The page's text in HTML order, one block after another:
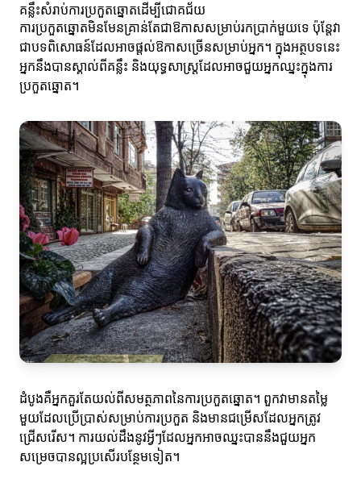
គន្លឹះសំរាប់ការប្រកួតឆ្នោតដើម្បីជោគជ័យ
ការប្រកួតឆ្នោតមិនមែនគ្រាន់តែជាឱកាសសម្រាប់រកប្រាក់មួយទេ ប៉ុន្តែវា
ជាបទពិសោធន៍ដែលអាចផ្តល់ឱកាសច្រើនសម្រាប់អ្នក។ ក្នុងអត្ថបទនេះ
អ្នកនឹងបានស្គាល់ពីគន្លឹះ និងយុទ្ធសាស្ត្រដែលអាចជួយអ្នកឈ្នះក្នុងការ
ប្រកួតឆ្នោត។
ដំបូងគឺអ្នកគួរតែយល់ពីសមត្ថភាពនៃការប្រកួតឆ្នោត។ ពួកវាមានតម្លៃ
មួយដែលប្រើប្រាស់សម្រាប់ការប្រកួត និងមានជម្រើសដែលអ្នកត្រូវ
ជ្រើសរើស។ ការយល់ដឹងនូវអ្វីៗដែលអ្នកអាចឈ្នះបាននឹងជួយអ្នក
សម្រេចបានល្អប្រសើរបន្ថែមទៀត។